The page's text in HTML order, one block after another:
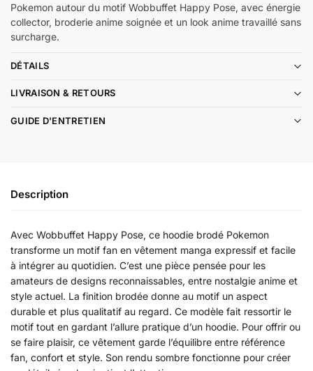
Pokemon autour du motif Wobbuffet Happy Pose, avec énergie
collector, broderie anime soignée et un look anime travaillé sans
surcharge.
DÉTAILS
LIVRAISON & RETOURS
GUIDE D'ENTRETIEN
Description
Avec Wobbuffet Happy Pose, ce hoodie brodé Pokemon
transforme un motif fan en vêtement manga expressif et facile
à intégrer au quotidien. C’est une pièce pensée pour les
amateurs de designs reconnaissables, entre nostalgie anime et
style actuel. La finition brodée donne au motif un aspect
durable et plus qualitatif au regard. Ce modèle fait ressortir le
motif tout en gardant l’allure pratique d’un hoodie. Pour offrir ou
se faire plaisir, ce vêtement garde l’équilibre entre référence
fan, confort et style. Son rendu sombre fonctionne pour créer